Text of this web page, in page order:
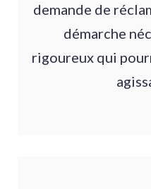
demande de
démarche
rigoureux qui